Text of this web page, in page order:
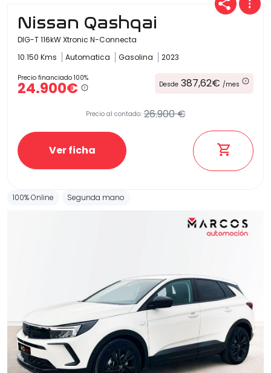
Nissan Qashqai
DIG-T 116kW Xtronic N-Connecta
10.150 Kms
Automatica Gasolina 2023
Precio financiado 100%
24.900€ Desde 387,62€ /mes
Precio al contado: 26.900 €
Ver ficha
100% Online Segunda mano